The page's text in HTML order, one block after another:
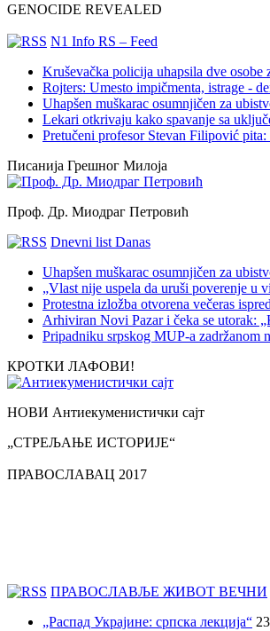
GENOCIDE REVEALED
N1 Info RS – Feed
Kruševačka policija uhapsila dve osobe
Rojters: Umesto impičmenta, istrage -
Uhapšen muškarac osumnjičen za
Lekari otkrivaju kako spavanje sa
Pretučeni profesor Stevan Filipović
Писанија Грешног Милоја
Проф. Др. Миодраг Петровић
Dnevni list Danas
Uhapšen muškarac osumnjičen za
„Vlast nije uspela da uruši poverenje
Protestna izložba otvorena večeras
Arhiviran Novi Pazar i čeka se utorak:
Pripadniku srpskog MUP-a zadržanom
КРОТКИ ЛАФОВИ!
НОВИ Антиекуменистички сајт
„СТРЕЉАЊЕ ИСТОРИЈЕ“
ПРАВОСЛАВАЦ 2017
ПРАВОСЛАВЉЕ ЖИВОТ ВЕЧНИ
„Распад Украјине: српска лекција“